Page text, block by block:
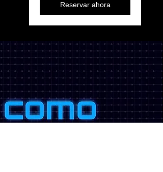
Reservar ahora